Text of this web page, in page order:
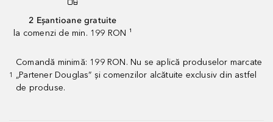
2 Eșantioane gratuite
la comenzi de min. 199 RON ¹
1
Comandă minimă: 199 RON. Nu se aplică produselor marcate
„Partener Douglas” și comenzilor alcătuite exclusiv din astfel
de produse.